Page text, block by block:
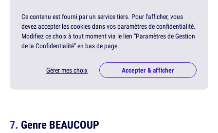
Ce contenu est fourni par un service tiers. Pour l'afficher, vous
devez accepter les cookies dans vos paramètres de confidentialité.
Modifiez ce choix à tout moment via le lien "Paramètres de Gestion
de la Confidentialité" en bas de page.
Gérer mes choix Accepter & afficher
Genre BEAUCOUP